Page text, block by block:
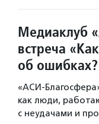
Медиаклуб
встреча
об
«АСИ-
как люди,
с неудачами и